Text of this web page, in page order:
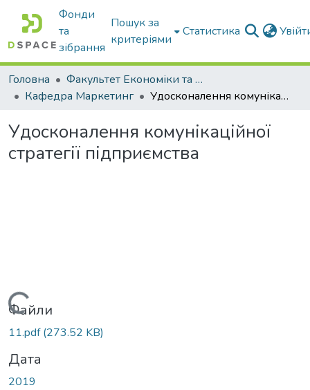
Фонди
та
зібрання
Пошук за
критеріями
Статистика
Головна
Факультет Економіки та бізнесу
Кафедра Маркетинг
Удосконалення комунікаційної стратегії підприємства
Удосконалення комунікаційної
стратегії підприємства
Вантажиться...
Файли
11.pdf(273.52 KB)
Дата
2019